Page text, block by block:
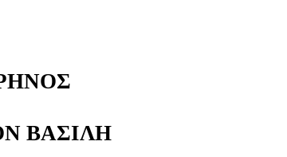
ΒΑΣΙΛΗ